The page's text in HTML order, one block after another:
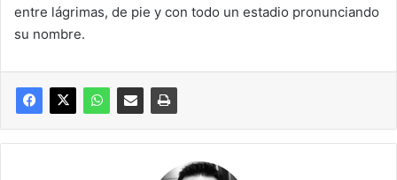
entre lágrimas, de pie y con todo un estadio pronunciando
su nombre.